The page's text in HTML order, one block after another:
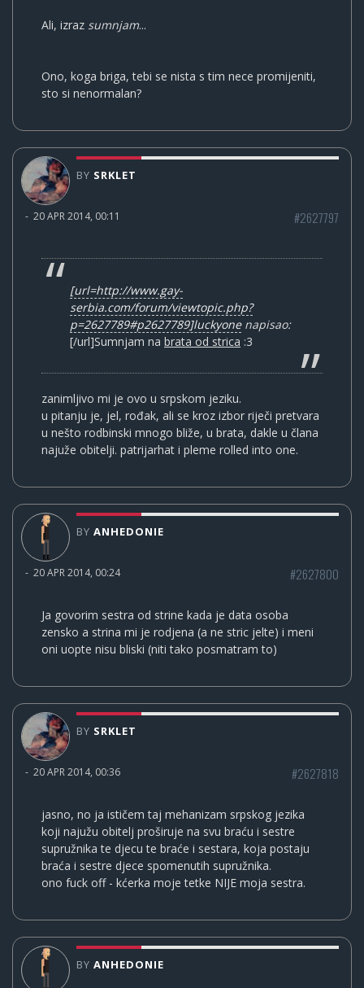
Ali, izraz sumnjam...
Ono, koga briga, tebi se nista s tim nece promijeniti,
sto si nenormalan?
BY SRKLET
- 20 APR 2014, 00:11 #2627797
[url=http://www.gay-
serbia.com/forum/viewtopic.php?
p=2627789#p2627789]luckyonenapisao:
[/url]Sumnjam na brata od strica :3
zanimljivo mi je ovo u srpskom jeziku.
u pitanju je, jel, rođak, ali se kroz izbor riječi pretvara
u nešto rodbinski mnogo bliže, u brata, dakle u člana
najuže obitelji. patrijarhat i pleme rolled into one.
BY ANHEDONIE
- 20 APR 2014, 00:24 #2627800
Ja govorim sestra od strine kada je data osoba
zensko a strina mi je rodjena (a ne stric jelte) i meni
oni uopte nisu bliski (niti tako posmatram to)
BY SRKLET
- 20 APR 2014, 00:36 #2627818
jasno, no ja ističem taj mehanizam srpskog jezika
koji najužu obitelj proširuje na svu braću i sestre
supružnika te djecu te braće i sestara, koja postaju
braća i sestre djece spomenutih supružnika.
ono fuck off - kćerka moje tetke NIJE moja sestra.
BY ANHEDONIE